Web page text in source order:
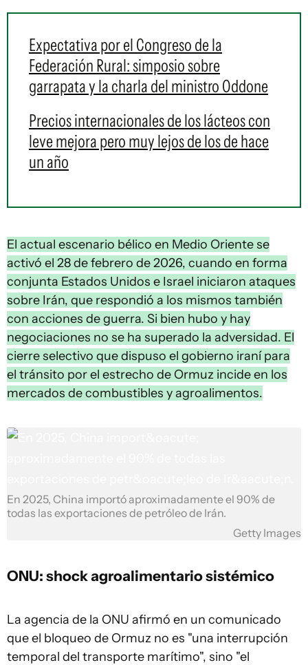
Expectativa por el Congreso de la
Federación Rural: simposio sobre
garrapata y la charla del ministro Oddone
Precios internacionales de los lácteos con
leve mejora pero muy lejos de los de hace
un año
El actual escenario bélico en Medio Oriente se
activó el 28 de febrero de 2026, cuando en forma
conjunta Estados Unidos e Israel iniciaron ataques
sobre Irán, que respondió a los mismos también
con acciones de guerra. Si bien hubo y hay
negociaciones no se ha superado la adversidad. El
cierre selectivo que dispuso el gobierno iraní para
el tránsito por el estrecho de Ormuz incide en los
mercados de combustibles y agroalimentos.
En 2025, China importó aproximadamente el 90% de
todas las exportaciones de petróleo de Irán.
Getty Images
ONU: shock agroalimentario sistémico
La agencia de la ONU afirmó en un comunicado
que el bloqueo de Ormuz no es "una interrupción
temporal del transporte marítimo", sino "el